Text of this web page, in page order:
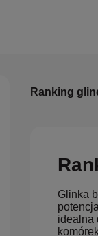
Ranking
Glinka
idealna